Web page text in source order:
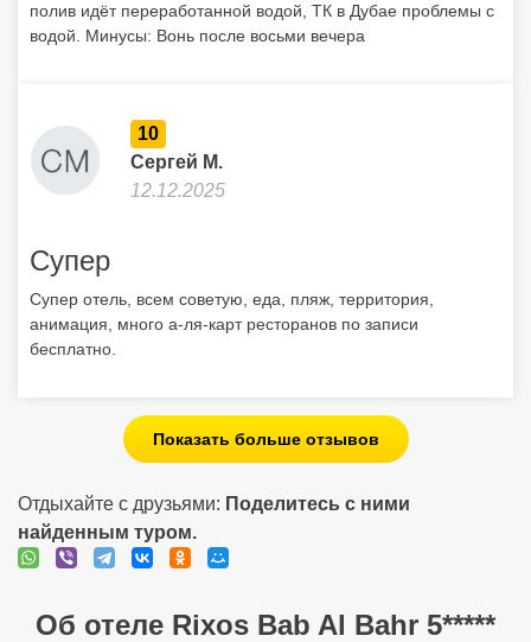
полив идёт переработанной водой, ТК в Дубае проблемы с
водой. Минусы: Вонь после восьми вечера
10
Сергей М.
12.12.2025
Супер
Супер отель, всем советую, еда, пляж, территория,
анимация, много а-ля-карт ресторанов по записи
бесплатно.
Показать больше отзывов
Отдыхайте с друзьями: Поделитесь с ними
найденным туром.
Об отеле Rixos Bab Al Bahr 5*****